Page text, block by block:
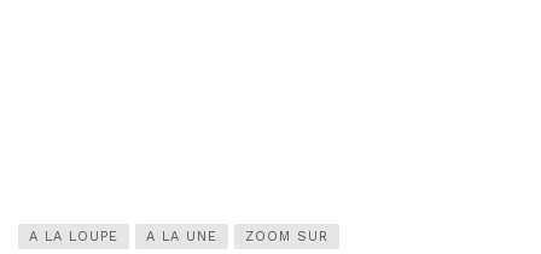
A LA LOUPE A LA UNE ZOOM SUR